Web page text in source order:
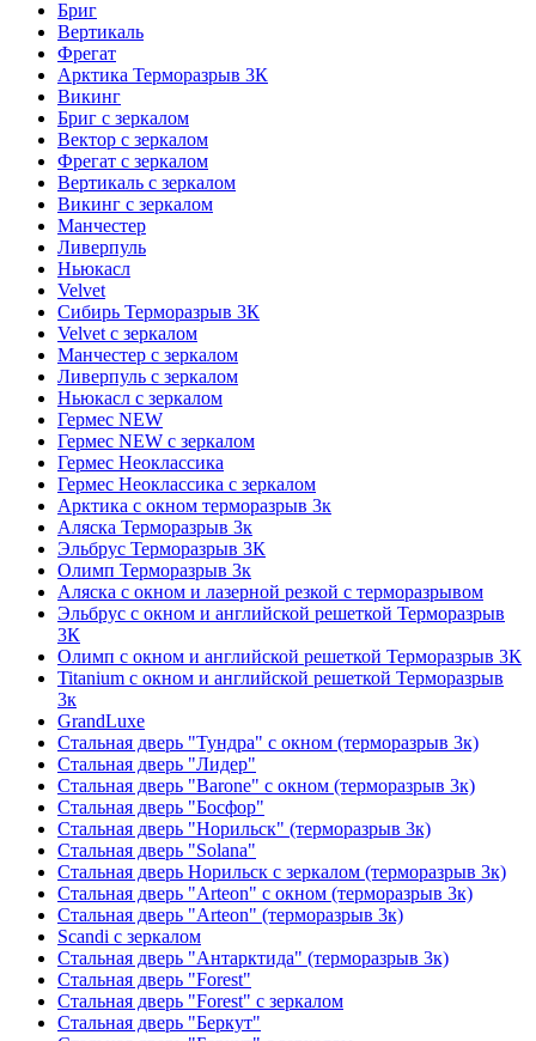
Бриг
Вертикаль
Фрегат
Арктика Терморазрыв 3К
Викинг
Бриг с зеркалом
Вектор с зеркалом
Фрегат с зеркалом
Вертикаль с зеркалом
Викинг с зеркалом
Манчестер
Ливерпуль
Ньюкасл
Velvet
Сибирь Терморазрыв 3К
Velvet с зеркалом
Манчестер с зеркалом
Ливерпуль с зеркалом
Ньюкасл с зеркалом
Гермес NEW
Гермес NEW с зеркалом
Гермес Неоклассика
Гермес Неоклассика с зеркалом
Арктика с окном терморазрыв 3к
Аляска Терморазрыв 3к
Эльбрус Терморазрыв 3К
Олимп Терморазрыв 3к
Аляска с окном и лазерной резкой с терморазрывом
Эльбрус с окном и английской решеткой Терморазрыв
3К
Олимп с окном и английской решеткой Терморазрыв 3К
Titanium с окном и английской решеткой Терморазрыв
3к
GrandLuxe
Стальная дверь "Тундра" с окном (терморазрыв 3к)
Стальная дверь "Лидер"
Стальная дверь "Barone" с окном (терморазрыв 3к)
Стальная дверь "Босфор"
Стальная дверь "Норильск" (терморазрыв 3к)
Стальная дверь "Solana"
Стальная дверь Норильск с зеркалом (терморазрыв 3к)
Стальная дверь "Arteon" с окном (терморазрыв 3к)
Стальная дверь "Arteon" (терморазрыв 3к)
Scandi с зеркалом
Стальная дверь "Антарктида" (терморазрыв 3к)
Стальная дверь "Forest"
Стальная дверь "Forest" с зеркалом
Стальная дверь "Беркут"